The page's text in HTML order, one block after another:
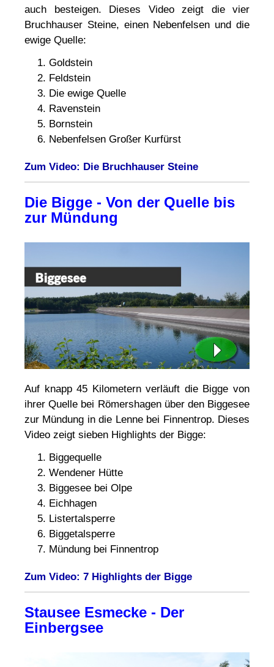
auch besteigen. Dieses Video zeigt die vier
Bruchhauser Steine, einen Nebenfelsen und die
ewige Quelle:
Goldstein
Feldstein
Die ewige Quelle
Ravenstein
Bornstein
Nebenfelsen Großer Kurfürst
Zum Video: Die Bruchhauser Steine
Die Bigge - Von der Quelle bis
zur Mündung
Auf knapp 45 Kilometern verläuft die Bigge von
ihrer Quelle bei Römershagen über den Biggesee
zur Mündung in die Lenne bei Finnentrop. Dieses
Video zeigt sieben Highlights der Bigge:
Biggequelle
Wendener Hütte
Biggesee bei Olpe
Eichhagen
Listertalsperre
Biggetalsperre
Mündung bei Finnentrop
Zum Video: 7 Highlights der Bigge
Stausee Esmecke - Der
Einbergsee